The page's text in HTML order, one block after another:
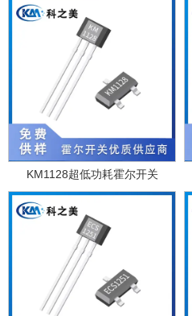
KM1128超低功耗霍尔开关